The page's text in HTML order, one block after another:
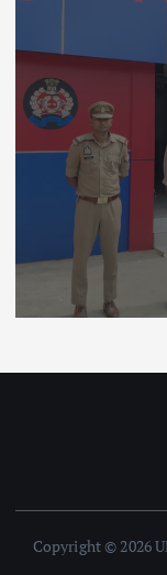
Copyright © 2026